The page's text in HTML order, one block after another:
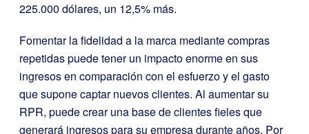
225.000 dólares, un 12,5% más.
Fomentar la fidelidad a la marca mediante compras
repetidas puede tener un impacto enorme en sus
ingresos en comparación con el esfuerzo y el gasto
que supone captar nuevos clientes. Al aumentar su
RPR, puede crear una base de clientes fieles que
generará ingresos para su empresa durante años. Por